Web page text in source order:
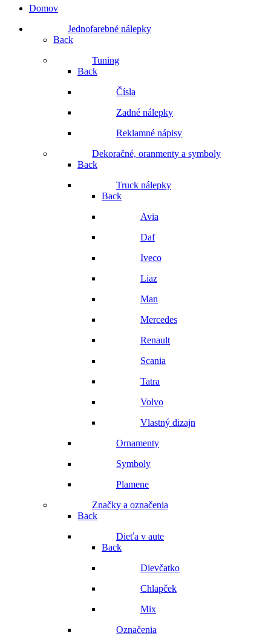
Domov
Jednofarebné nálepky
Back
Tuning
Back
Čísla
Zadné nálepky
Reklamné nápisy
Dekoračné, oranmenty a symboly
Back
Truck nálepky
Back
Avia
Daf
Iveco
Liaz
Man
Mercedes
Renault
Scania
Tatra
Volvo
Vlastný dizajn
Ornamenty
Symboly
Plamene
Značky a označenia
Back
Dieťa v aute
Back
Dievčatko
Chlapček
Mix
Označenia